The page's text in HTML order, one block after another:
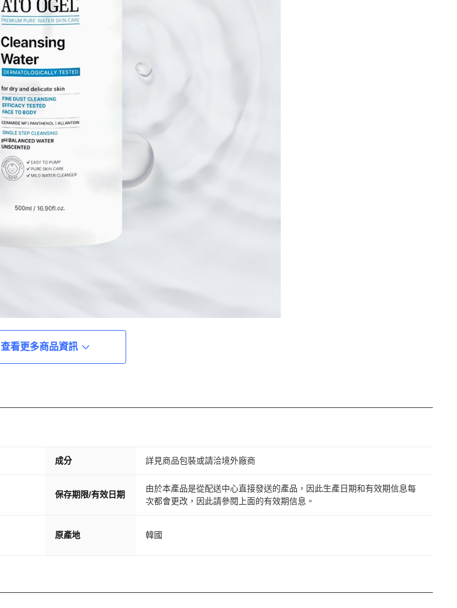
查看更多商品資訊
成分 詳見商品包裝或請洽境外廠商
保存期限/有效日期
由於本產品是從配送中心直接發送的產品，因此生產日期和有效期信息每
次都會更改，因此請參閱上面的有效期信息。
原產地 韓國